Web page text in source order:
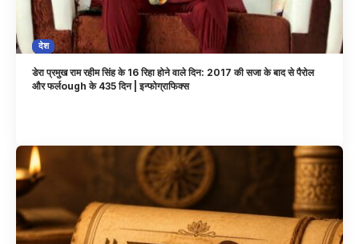
देश
डेरा प्रमुख राम रहीम सिंह के 16 रिहा होने वाले दिन: 2017 की सजा के बाद से पैरोल
और फर्लough के 435 दिन | इन्फोग्राफिक्स